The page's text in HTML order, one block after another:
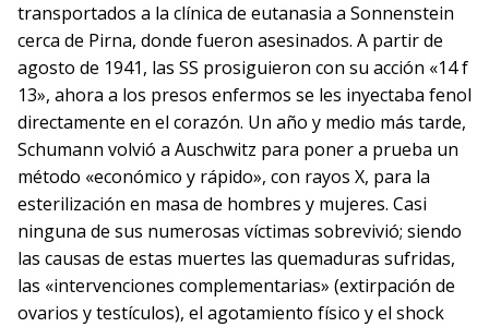
transportados a la clínica de eutanasia a Sonnenstein
cerca de Pirna, donde fueron asesinados. A partir de
agosto de 1941, las SS prosiguieron con su acción «14 f
13», ahora a los presos enfermos se les inyectaba fenol
directamente en el corazón. Un año y medio más tarde,
Schumann volvió a Auschwitz para poner a prueba un
método «económico y rápido», con rayos X, para la
esterilización en masa de hombres y mujeres. Casi
ninguna de sus numerosas víctimas sobrevivió; siendo
las causas de estas muertes las quemaduras sufridas,
las «intervenciones complementarias» (extirpación de
ovarios y testículos), el agotamiento físico y el shock